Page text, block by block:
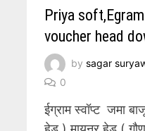
Priya
voucher head
bysagar
0
ईग्राम स्वॉप्ट जमा